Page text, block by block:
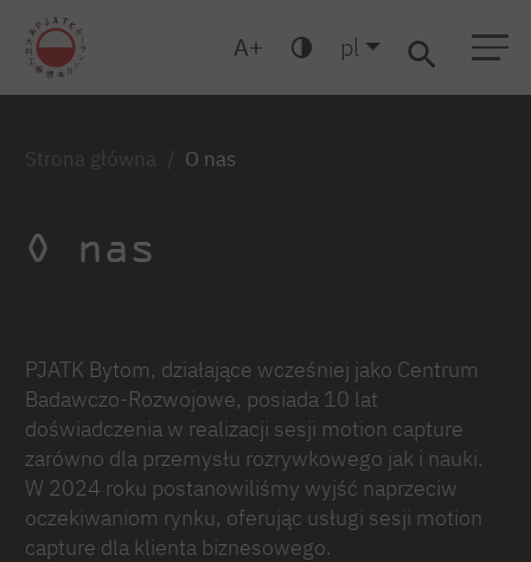
Warszawa Gdanśk Bytom Liceum Podyplomowe MBA
A pl
Strona główna O nas
O nas
PJATK Bytom, działające wcześniej jako Centrum
Badawczo-Rozwojowe, posiada 10 lat
doświadczenia w realizacji sesji motion capture
zarówno dla przemysłu rozrywkowego jak i nauki.
W 2024 roku postanowiliśmy wyjść naprzeciw
oczekiwaniom rynku, oferując usługi sesji motion
capture dla klienta biznesowego.